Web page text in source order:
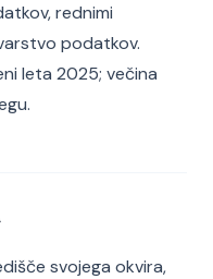
rednimi
podatkov.
leta 2025; večina
svojega okvira,